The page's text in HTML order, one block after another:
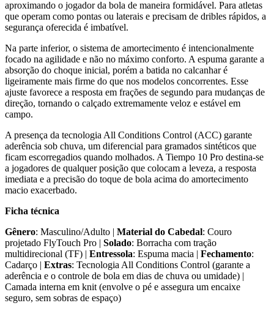
aproximando o jogador da bola de maneira formidável. Para atletas
que operam como pontas ou laterais e precisam de dribles rápidos, a
segurança oferecida é imbatível.
Na parte inferior, o sistema de amortecimento é intencionalmente
focado na agilidade e não no máximo conforto. A espuma garante a
absorção do choque inicial, porém a batida no calcanhar é
ligeiramente mais firme do que nos modelos concorrentes. Esse
ajuste favorece a resposta em frações de segundo para mudanças de
direção, tornando o calçado extremamente veloz e estável em
campo.
A presença da tecnologia All Conditions Control (ACC) garante
aderência sob chuva, um diferencial para gramados sintéticos que
ficam escorregadios quando molhados. A Tiempo 10 Pro destina-se
a jogadores de qualquer posição que colocam a leveza, a resposta
imediata e a precisão do toque de bola acima do amortecimento
macio exacerbado.
Ficha técnica
Gênero: Masculino/Adulto | Material do Cabedal: Couro
projetado FlyTouch Pro | Solado: Borracha com tração
multidirecional (TF) | Entressola: Espuma macia | Fechamento:
Cadarço | Extras: Tecnologia All Conditions Control (garante a
aderência e o controle de bola em dias de chuva ou umidade) |
Camada interna em knit (envolve o pé e assegura um encaixe
seguro, sem sobras de espaço)